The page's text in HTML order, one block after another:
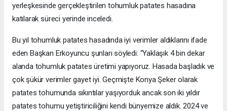
yerleşkesinde gerçekleştirilen tohumluk patates hasadına
katılarak süreci yerinde inceledi.
Bu yıl tohumluk patates hasadında iyi verimler aldıklarını ifade
eden Başkan Erkoyuncu şunları söyledi: “Yaklaşık 4 bin dekar
alanda tohumluk patates üretimi yapıyoruz. Hasada başladık ve
çok şükür verimler gayet iyi. Geçmişte Konya Şeker olarak
patates tohumunda sıkıntılar yaşıyorduk ancak son iki yıldır
patates tohumu yetiştiriciliğini kendi bünyemize aldık. 2024 ve